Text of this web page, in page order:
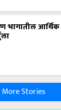
भागातील आर्थिक
More Stories